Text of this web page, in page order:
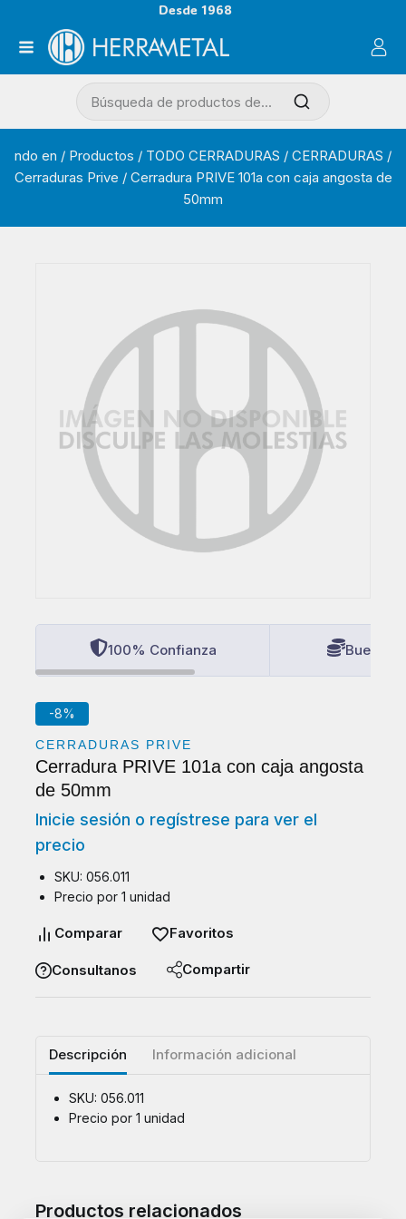
Desde 1968
ndo en / Productos / TODO CERRADURAS / CERRADURAS /
Cerraduras Prive / Cerradura PRIVE 101a con caja angosta de
50mm
100% Confianza Buenos
-8%
CERRADURAS PRIVE
Cerradura PRIVE 101a con caja angosta
de 50mm
Inicie sesión o regístrese para ver el
precio
SKU: 056.011
Precio por 1 unidad
Comparar Favoritos
Consultanos Compartir
Descripción Información adicional
SKU: 056.011
Precio por 1 unidad
Productos relacionados